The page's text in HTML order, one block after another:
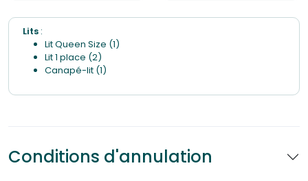
Lits :
Lit Queen Size (1)
Lit 1 place (2)
Canapé-lit (1)
Conditions d'annulation